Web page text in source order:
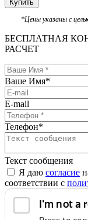
Купить
*Цены указаны с
БЕСПЛАТНАЯ
РАСЧЕТ
Ваше Имя*
E-mail
Телефон*
Текст сообщения
Я даю согласие
соответствии с